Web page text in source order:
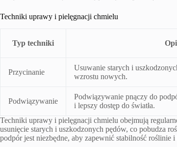
Techniki uprawy i pielęgnacji chmielu
Typ techniki
Przycinanie
Usuwanie starych i
wzrostu nowych.
Podwiązywanie
Podwiązywanie pnączy do
i lepszy dostęp do światła.
Techniki uprawy i pielęgnacji chmielu obejmują
usunięcie starych i uszkodzonych pędów, co pobudza
podpór jest niezbędne, aby zapewnić stabilność roślinie